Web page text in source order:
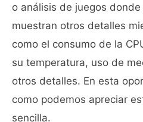
o análisis de juegos
muestran otros detalles
como el consumo de la
su temperatura, uso de
otros detalles. En esta
como podemos apreciar
sencilla.